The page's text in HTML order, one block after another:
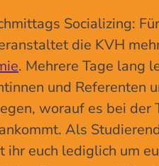
Socializing:
die KVH
. Mehrere Tage lang
und Referenten
worauf es bei der
Als
ihr euch lediglich um